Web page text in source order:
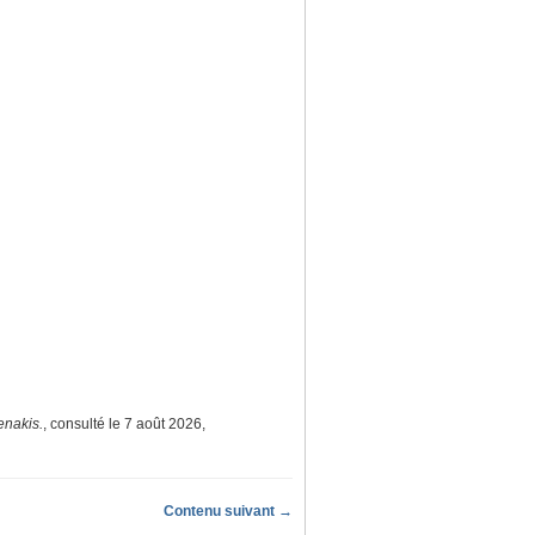
, consulté le 7 août 2026,
Contenu suivant →